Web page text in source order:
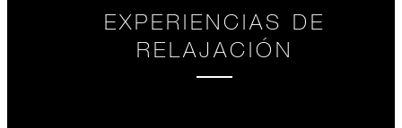
EXPERIENCIAS DE
RELAJACIÓN